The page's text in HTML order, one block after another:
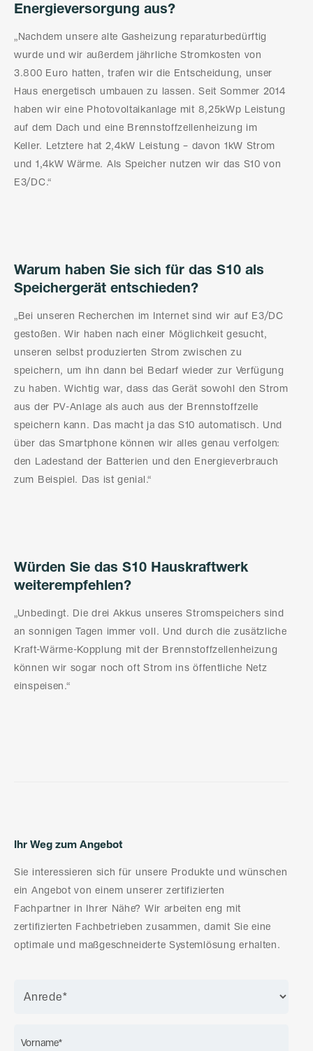
Energieversorgung aus?
„Nachdem unsere alte Gasheizung reparaturbedürftig
wurde und wir außerdem jährliche Stromkosten von
3.800 Euro hatten, trafen wir die Entscheidung, unser
Haus energetisch umbauen zu lassen. Seit Sommer 2014
haben wir eine Photovoltaikanlage mit 8,25kWp Leistung
auf dem Dach und eine Brennstoffzellenheizung im
Keller. Letztere hat 2,4kW Leistung – davon 1kW Strom
und 1,4kW Wärme. Als Speicher nutzen wir das S10 von
E3/DC.“
Warum haben Sie sich für das S10 als
Speichergerät entschieden?
„Bei unseren Recherchen im Internet sind wir auf E3/DC
gestoßen. Wir haben nach einer Möglichkeit gesucht,
unseren selbst produzierten Strom zwischen zu
speichern, um ihn dann bei Bedarf wieder zur Verfügung
zu haben. Wichtig war, dass das Gerät sowohl den Strom
aus der PV-Anlage als auch aus der Brennstoffzelle
speichern kann. Das macht ja das S10 automatisch. Und
über das Smartphone können wir alles genau verfolgen:
den Ladestand der Batterien und den Energieverbrauch
zum Beispiel. Das ist genial.“
Würden Sie das S10 Hauskraftwerk
weiterempfehlen?
„Unbedingt. Die drei Akkus unseres Stromspeichers sind
an sonnigen Tagen immer voll. Und durch die zusätzliche
Kraft-Wärme-Kopplung mit der Brennstoffzellenheizung
können wir sogar noch oft Strom ins öffentliche Netz
einspeisen.“
Ihr Weg zum Angebot
Sie interessieren sich für unsere Produkte und wünschen
ein Angebot von einem unserer zertifizierten
Fachpartner in Ihrer Nähe? Wir arbeiten eng mit
zertifizierten Fachbetrieben zusammen, damit Sie eine
optimale und maßgeschneiderte Systemlösung erhalten.